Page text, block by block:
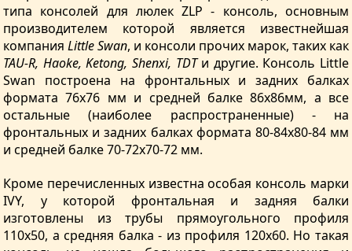
типа консолей для люлек ZLP - консоль, основным
производителем которой является известнейшая
компания Little Swan, и консоли прочих марок, таких как
TAU-R, Haoke, Ketong, Shenxi, TDTи другие. Консоль Little
Swan построена на фронтальных и задних балках
формата 76х76 мм и средней балке 86х86мм, а все
остальные (наиболее распространенные) - на
фронтальных и задних балках формата 80-84х80-84 мм
и средней балке 70-72х70-72 мм.
Кроме перечисленных известна особая консоль марки
IVY, у которой фронтальная и задняя балки
изготовлены из трубы прямоугольного профиля
110х50, а средняя балка - из профиля 120х60. Но такая